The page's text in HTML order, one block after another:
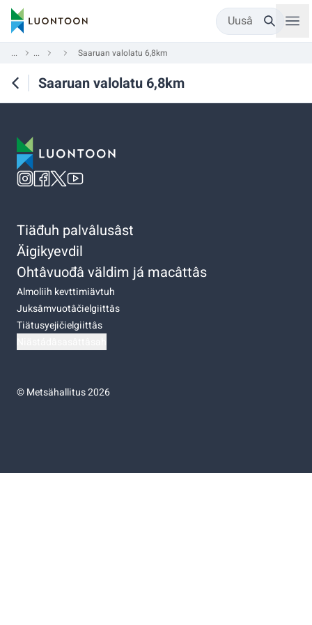
Uusâ
... ... Saaruan valolatu 6,8km
Saaruan valolatu 6,8km
Tiäđuh palvâlusâst
Äigikyevdil
Ohtâvuođâ väldim já macâttâs
Almoliih kevttimiävtuh
Juksâmvuotâčielgiittâs
Tiätusyejičielgiittâs
©Metsähallitus 2026